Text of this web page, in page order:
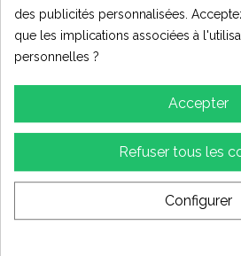
3 ans il y a
Titre
D Drouaillet
(5.0)
des publicités personnalisées.
que les implications associées à
personnelles ?
Accepter
Refuser tous les
Configurer